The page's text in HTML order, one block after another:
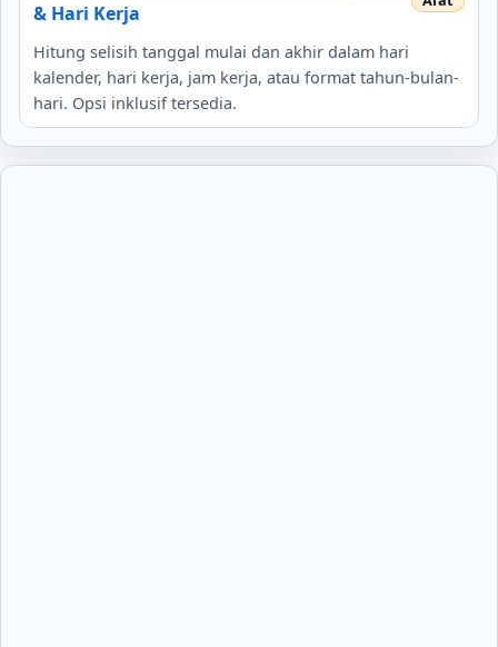
& Hari Kerja
Hitung selisih tanggal mulai dan akhir dalam hari
kalender, hari kerja, jam kerja, atau format tahun-bulan-
hari. Opsi inklusif tersedia.